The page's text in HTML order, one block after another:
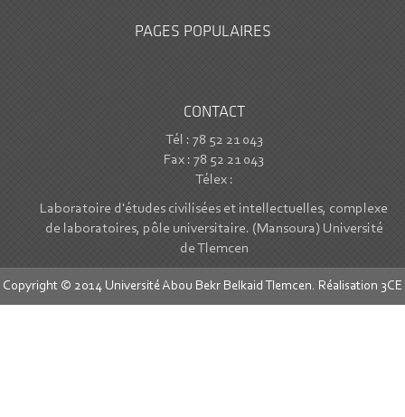
PAGES POPULAIRES
CONTACT
Tél : 78 52 21 043
Fax : 78 52 21 043
Télex :
Laboratoire d'études civilisées et intellectuelles, complexe
de laboratoires, pôle universitaire. (Mansoura) Université
de Tlemcen
Copyright © 2014 Université Abou Bekr Belkaid Tlemcen. Réalisation 3CE